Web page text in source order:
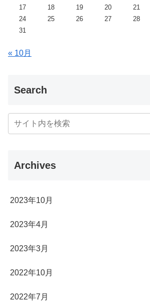
17
18 19 20 21
24
25 26 27 28
31
« 10月
Search
Archives
2023年10月
2023年4月
2023年3月
2022年10月
2022年7月